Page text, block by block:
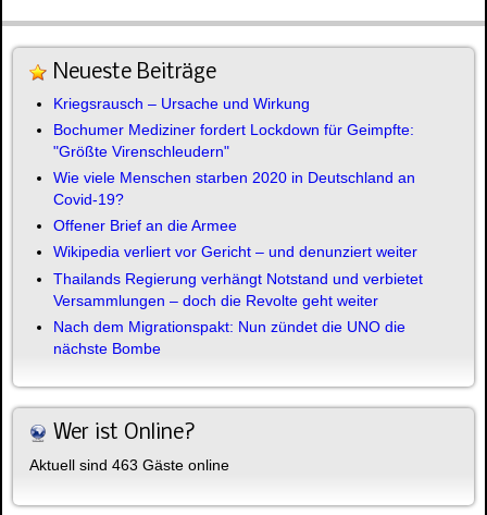
Neueste Beiträge
Kriegsrausch – Ursache und Wirkung
Bochumer Mediziner fordert Lockdown für Geimpfte:
"Größte Virenschleudern"
Wie viele Menschen starben 2020 in Deutschland an
Covid-19?
Offener Brief an die Armee
Wikipedia verliert vor Gericht – und denunziert weiter
Thailands Regierung verhängt Notstand und verbietet
Versammlungen – doch die Revolte geht weiter
Nach dem Migrationspakt: Nun zündet die UNO die
nächste Bombe
Wer ist Online?
Aktuell sind 463 Gäste online